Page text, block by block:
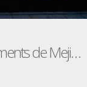
Architecture originale : SMG Apartments de Mejiro Studio